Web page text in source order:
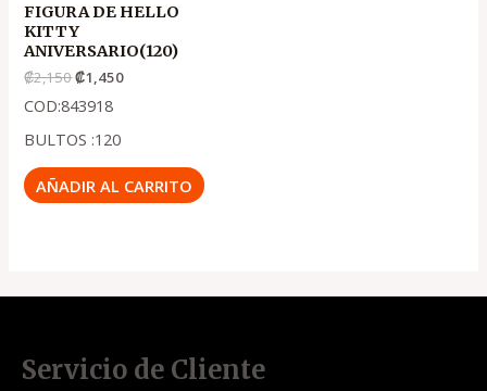
FIGURA DE HELLO
KITTY
ANIVERSARIO(120)
₡2,150₡1,450
COD:843918
BULTOS :120
AÑADIR AL CARRITO
Servicio de Cliente